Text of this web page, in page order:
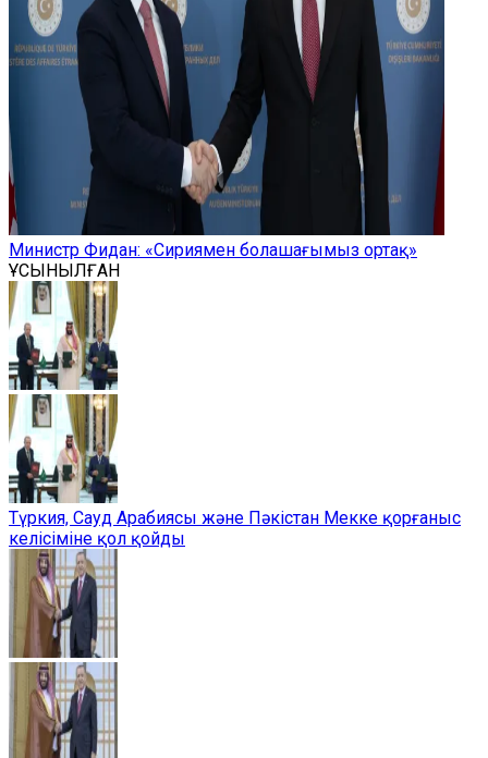
Министр Фидан: «Сириямен болашағымыз ортақ»
ҰСЫНЫЛҒАН
Түркия, Сауд Арабиясы және Пәкістан Мекке қорғаныс
келісіміне қол қойды